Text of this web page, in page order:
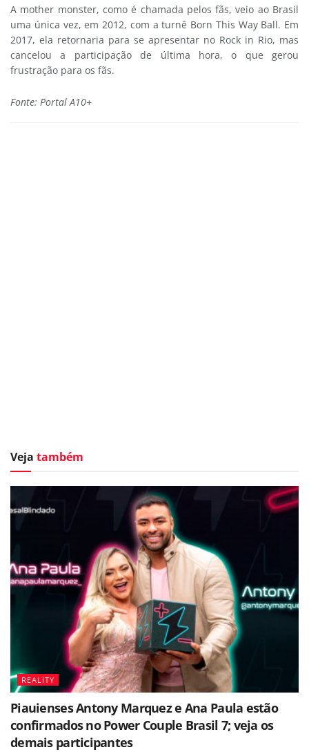
A mother monster, como é chamada pelos fãs, veio ao Brasil
uma única vez, em 2012, com a turnê Born This Way Ball. Em
2017, ela retornaria para se apresentar no Rock in Rio, mas
cancelou a participação de última hora, o que gerou
frustração para os fãs.
Fonte: Portal A10+
Veja também
REALITY
Piauienses Antony Marquez e Ana Paula estão
confirmados no Power Couple Brasil 7; veja os
demais participantes